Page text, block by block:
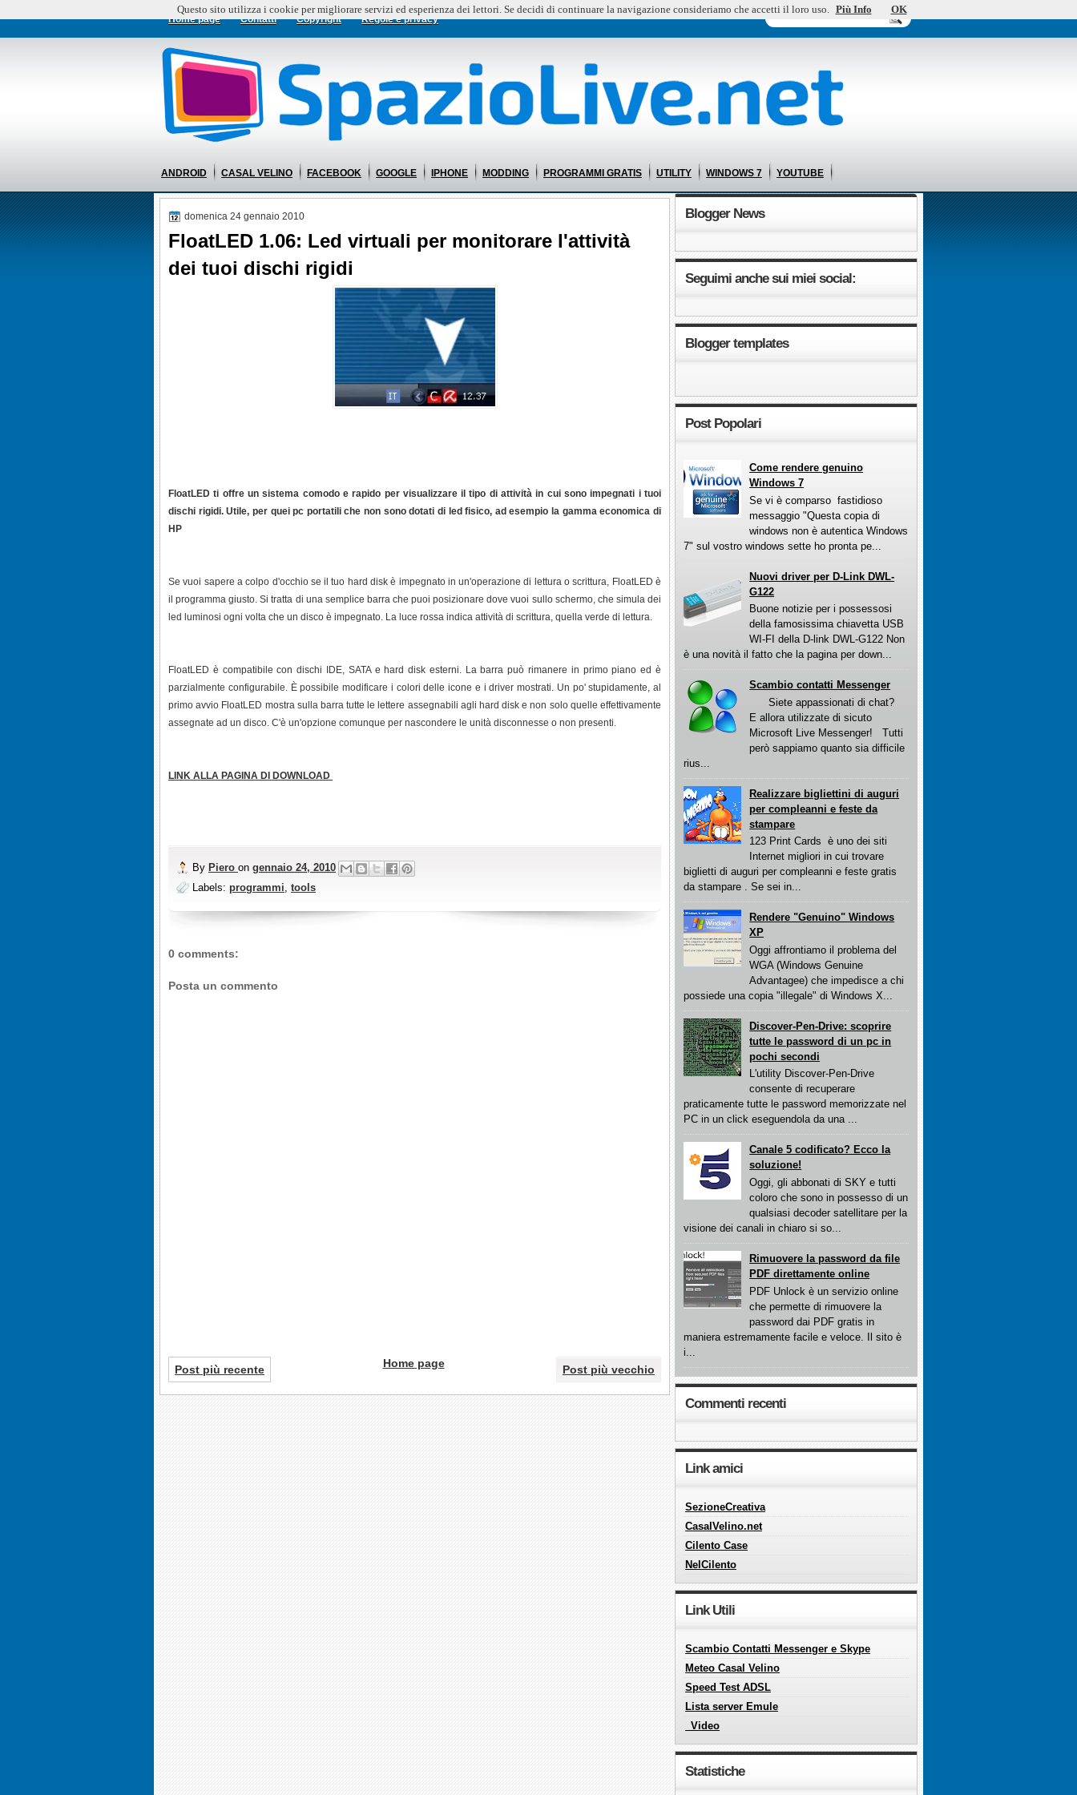
Home page Contatti Copyright Regole e privacy
ANDROID CASAL VELINO FACEBOOK GOOGLE IPHONE MODDING PROGRAMMI GRATIS UTILITY WINDOWS 7 YOUTUBE
domenica 24 gennaio 2010
FloatLED 1.06: Led virtuali per monitorare l'attività
dei tuoi dischi rigidi
FloatLED ti offre un sistema comodo e rapido per visualizzare il tipo di attività in cui sono impegnati i tuoi
dischi rigidi. Utile, per quei pc portatili che non sono dotati di led fisico, ad esempio la gamma economica di
HP
Se vuoi sapere a colpo d'occhio se il tuo hard disk è impegnato in un'operazione di lettura o scrittura, FloatLED è
il programma giusto. Si tratta di una semplice barra che puoi posizionare dove vuoi sullo schermo, che simula dei
led luminosi ogni volta che un disco è impegnato. La luce rossa indica attività di scrittura, quella verde di lettura.
FloatLED è compatibile con dischi IDE, SATA e hard disk esterni. La barra può rimanere in primo piano ed è
parzialmente configurabile. È possibile modificare i colori delle icone e i driver mostrati. Un po' stupidamente, al
primo avvio FloatLED mostra sulla barra tutte le lettere assegnabili agli hard disk e non solo quelle effettivamente
assegnate ad un disco. C'è un'opzione comunque per nascondere le unità disconnesse o non presenti.
LINK ALLA PAGINA DI DOWNLOAD
By Piero on gennaio 24, 2010
Labels: programmi, tools
0 comments:
Posta un commento
Post più recente Post più vecchio
Home page
Blogger News
Seguimi anche sui miei social:
Blogger templates
Post Popolari
Come rendere genuino
Windows 7
Se vi è comparso fastidioso
messaggio "Questa copia di
windows non è autentica Windows
7" sul vostro windows sette ho pronta pe...
Nuovi driver per D-Link DWL-
G122
Buone notizie per i possessosi
della famosissima chiavetta USB
WI-FI della D-link DWL-G122 Non
è una novità il fatto che la pagina per down...
Scambio contatti Messenger
Siete appassionati di chat?
E allora utilizzate di sicuto
Microsoft Live Messenger! Tutti
però sappiamo quanto sia difficile
rius...
Realizzare bigliettini di auguri
per compleanni e feste da
stampare
123 Print Cards è uno dei siti
Internet migliori in cui trovare
biglietti di auguri per compleanni e feste gratis
da stampare . Se sei in...
Rendere "Genuino" Windows
XP
Oggi affrontiamo il problema del
WGA (Windows Genuine
Advantagee) che impedisce a chi
possiede una copia "illegale" di Windows X...
Discover-Pen-Drive: scoprire
tutte le password di un pc in
pochi secondi
L'utility Discover-Pen-Drive
consente di recuperare
praticamente tutte le password memorizzate nel
PC in un click eseguendola da una ...
Canale 5 codificato? Ecco la
soluzione!
Oggi, gli abbonati di SKY e tutti
coloro che sono in possesso di un
qualsiasi decoder satellitare per la
visione dei canali in chiaro si so...
Rimuovere la password da file
PDF direttamente online
PDF Unlock è un servizio online
che permette di rimuovere la
password dai PDF gratis in
maniera estremamente facile e veloce. Il sito è
i...
Commenti recenti
Link amici
SezioneCreativa
CasalVelino.net
Cilento Case
NelCilento
Link Utili
Scambio Contatti Messenger e Skype
Meteo Casal Velino
Speed Test ADSL
Lista server Emule
_Video
Statistiche
Questo sito utilizza i cookie per migliorare servizi ed esperienza dei lettori. Se decidi di continuare la navigazione consideriamo che accetti il loro uso. Più Info OK